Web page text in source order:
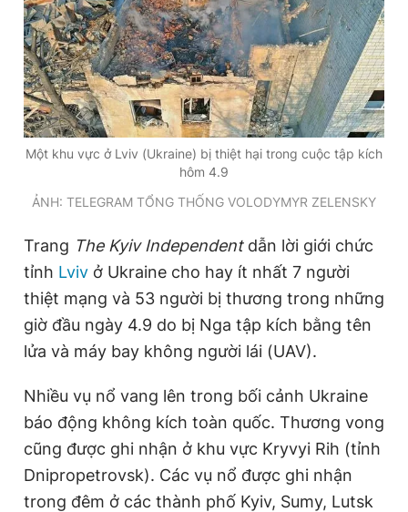
Thông tin tòa soạn Liên hệ quảng cáo
Đọc Thanh Niên trên điện thoại
Theo dõi báo trên
Hotline
0906 645 777
Liên hệ quảng cáo
0908 780 404
Đặt báo Quảng cáo RSS Tòa soạn Chính sách bảo
Tổng biên tập: Nguyễn Ngọc Toàn
Phó tổng biên tập thường trực: Hải Thành
Phó tổng biên tập: Trần Việt Hưng
Tổng thư ký tòa soạn: Đức Trung
Một khu vực ở Lviv (Ukraine) bị thiệt hại trong cuộc tập kích
hôm 4.9
ẢNH: TELEGRAM TỔNG THỐNG VOLODYMYR ZELENSKY
Trang The Kyiv Independentdẫn lời giới chức
tỉnh Lviv ở Ukraine cho hay ít nhất 7 người
thiệt mạng và 53 người bị thương trong những
giờ đầu ngày 4.9 do bị Nga tập kích bằng tên
lửa và máy bay không người lái (UAV).
Nhiều vụ nổ vang lên trong bối cảnh Ukraine
báo động không kích toàn quốc. Thương vong
cũng được ghi nhận ở khu vực Kryvyi Rih (tỉnh
Dnipropetrovsk). Các vụ nổ được ghi nhận
trong đêm ở các thành phố Kyiv, Sumy, Lutsk